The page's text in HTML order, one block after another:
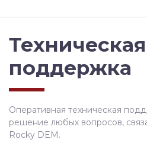
Техническая
поддержка
Оперативная техническая
решение любых вопросов,
Rocky DEM.